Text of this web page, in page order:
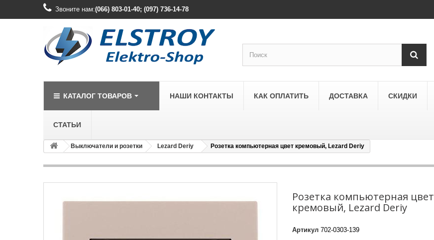
Звоните нам:(066) 803-01-40; (097) 736-14-78
КАТАЛОГ ТОВАРОВ
LEGRAND
Legrand Etika
SCHNEIDER ELECTRIC
LEZARD
Lezard Deriy
НАШИ КОНТАКТЫ КАК ОПЛАТИТЬ ДОСТАВКА СКИДКИ
СТАТЬИ
Выключатели и розетки Lezard Deriy Розетка компьютерная цвет кремовый, Lezard Deriy
Розетка компьютерная цвет
кремовый, Lezard Deriy
Артикул 702-0303-139